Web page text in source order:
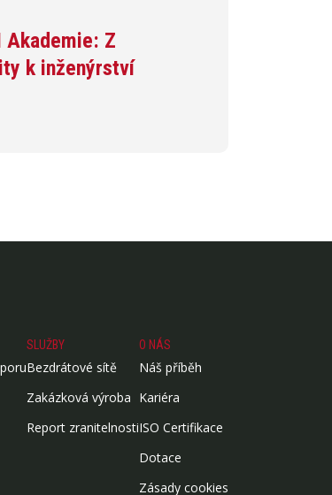
Akademie: Z
k inženýrství
SLUŽBY
Bezdrátové sítě
Zakázková výroba
Report zranitelnosti
O NÁS
Náš příběh
Kariéra
ISO Certifikace
Dotace
Zásady cookies